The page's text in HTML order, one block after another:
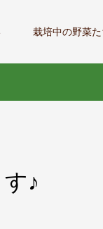
栽培中の野菜た
♪